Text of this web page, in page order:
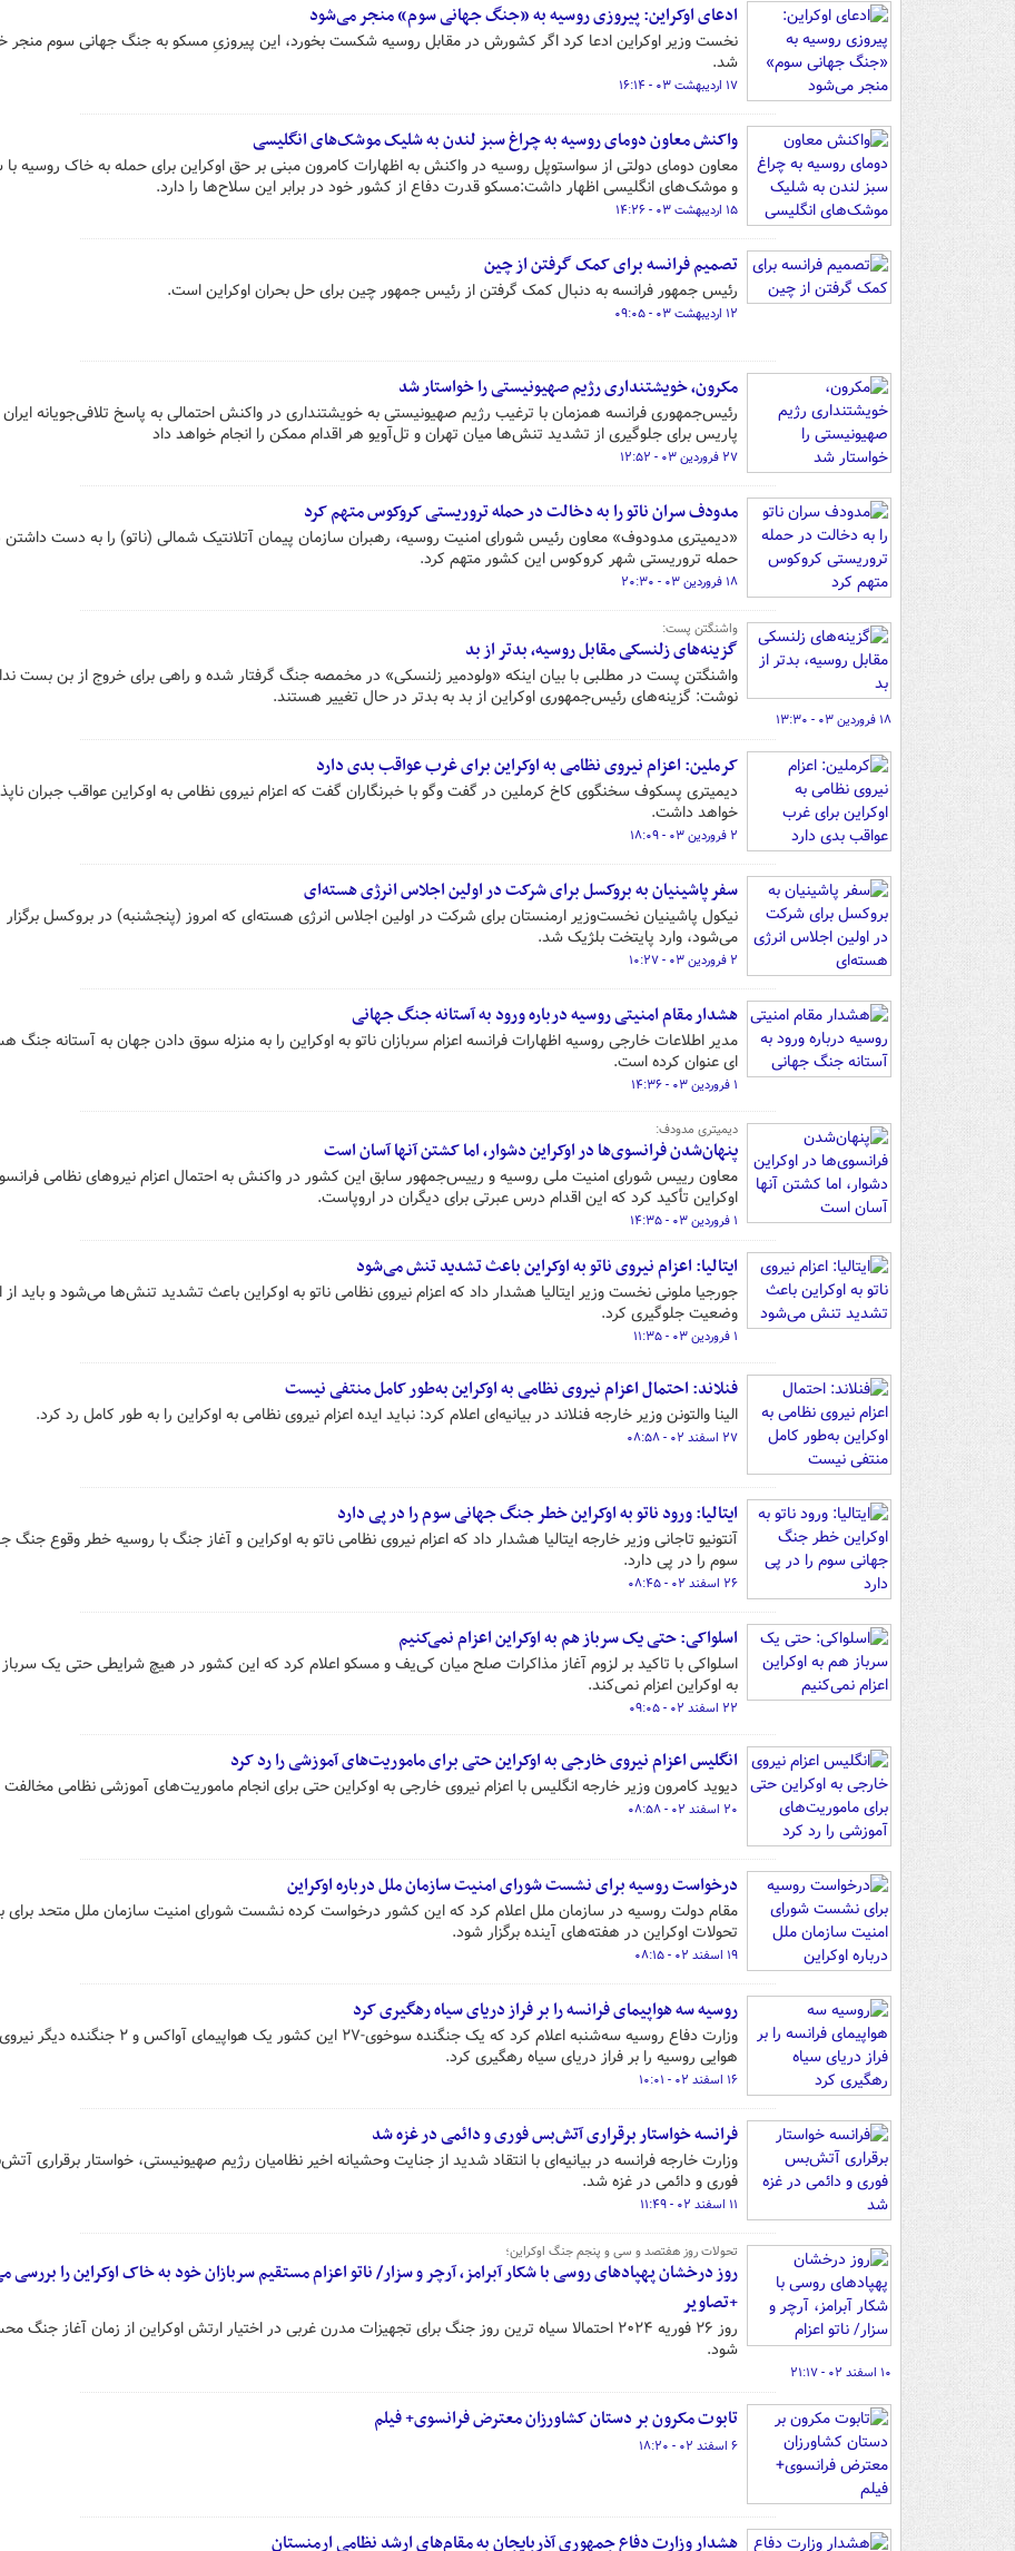
ادعای اوکراین: پیروزی روسیه به «جنگ جهانی سوم» منجر می‌شود
نخست وزیر اوکراین ادعا کرد اگر کشورش در مقابل روسیه شکست بخورد، این پیروزیِ مسکو به جنگ جهانی سوم منجر
شد.
۱۷ اردیبهشت ۰۳ - ۱۶:۱۴
واکنش معاون دومای روسیه به چراغ سبز لندن به شلیک موشک‌های انگلیسی
معاون دومای دولتی از سواستوپل روسیه در واکنش به اظهارات کامرون مبنی بر حق اوکراین برای حمله به خاک روسیه با
و موشک‌های انگلیسی اظهار داشت:مسکو قدرت دفاع از کشور خود در برابر این سلاح‌ها را دارد.
۱۵ اردیبهشت ۰۳ - ۱۴:۲۶
تصمیم فرانسه برای کمک گرفتن از چین
رئیس جمهور فرانسه به دنبال کمک گرفتن از رئیس جمهور چین برای حل بحران اوکراین است.
۱۲ اردیبهشت ۰۳ - ۰۹:۰۵
مکرون، خویشتنداری رژیم صهیونیستی را خواستار شد
رئیس‌جمهوری فرانسه همزمان با ترغیب رژیم صهیونیستی به خویشتنداری در واکنش احتمالی به پاسخ تلافی‌جویانه
پاریس برای جلوگیری از تشدید تنش‌ها میان تهران و تل‌آویو هر اقدام ممکن را انجام خواهد داد
۲۷ فروردین ۰۳ - ۱۲:۵۲
مدودف سران ناتو را به دخالت در حمله تروریستی کروکوس متهم کرد
«دیمیتری مدودوف» معاون رئیس شورای امنیت روسیه، رهبران سازمان پیمان آتلانتیک شمالی (ناتو) را به دست داشتن
حمله تروریستی شهر کروکوس این کشور متهم کرد.
۱۸ فروردین ۰۳ - ۲۰:۳۰
واشنگتن پست:
گزینه‌های زلنسکی مقابل روسیه، بدتر از بد
واشنگتن پست در مطلبی با بیان اینکه «ولودمیر زلنسکی» در مخمصه جنگ گرفتار شده و راهی برای خروج از بن بست
نوشت: گزینه‌های رئیس‌جمهوری اوکراین از بد به بدتر در حال تغییر هستند.
۱۸ فروردین ۰۳ - ۱۳:۳۰
کرملین: اعزام نیروی نظامی به اوکراین برای غرب عواقب بدی دارد
دیمیتری پسکوف سخنگوی کاخ کرملین در گفت وگو با خبرنگاران گفت که اعزام نیروی نظامی به اوکراین عواقب جبران
خواهد داشت.
۲ فروردین ۰۳ - ۱۸:۰۹
سفر پاشینیان به بروکسل برای شرکت در اولین اجلاس انرژی هسته‌ای
نیکول پاشینیان نخست‌وزیر ارمنستان برای شرکت در اولین اجلاس انرژی هسته‌ای که امروز (پنجشنبه) در بروکسل برگزار
می‌شود، وارد پایتخت بلژیک شد.
۲ فروردین ۰۳ - ۱۰:۲۷
هشدار مقام امنیتی روسیه درباره ورود به آستانه جنگ جهانی
مدیر اطلاعات خارجی روسیه اظهارات فرانسه اعزام سربازان ناتو به اوکراین را به منزله سوق دادن جهان به آستانه جنگ
ای عنوان کرده است.
۱ فروردین ۰۳ - ۱۴:۳۶
دیمیتری مدودف:
پنهان‌شدن فرانسوی‌ها در اوکراین دشوار، اما کشتن آنها آسان است
معاون رییس شورای امنیت ملی روسیه و رییس‌جمهور سابق این کشور در واکنش به احتمال اعزام نیروهای نظامی
اوکراین تأکید کرد که این اقدام درس عبرتی برای دیگران در اروپاست.
۱ فروردین ۰۳ - ۱۴:۳۵
ایتالیا: اعزام نیروی ناتو به اوکراین باعث تشدید تنش می‌شود
جورجیا ملونی نخست وزیر ایتالیا هشدار داد که اعزام نیروی نظامی ناتو به اوکراین باعث تشدید تنش‌ها می‌شود و باید از
وضعیت جلوگیری کرد.
۱ فروردین ۰۳ - ۱۱:۳۵
فنلاند: احتمال اعزام نیروی نظامی به اوکراین به‌طور کامل منتفی نیست
الینا والتونن وزیر خارجه فنلاند در بیانیه‌ای اعلام کرد: نباید ایده اعزام نیروی نظامی به اوکراین را به طور کامل رد کرد.
۲۷ اسفند ۰۲ - ۰۸:۵۸
ایتالیا: ورود ناتو به اوکراین خطر جنگ جهانی سوم را در پی دارد
آنتونیو تاجانی وزیر خارجه ایتالیا هشدار داد که اعزام نیروی نظامی ناتو به اوکراین و آغاز جنگ با روسیه خطر وقوع جنگ
سوم را در پی دارد.
۲۶ اسفند ۰۲ - ۰۸:۴۵
اسلواکی: حتی یک سرباز هم به اوکراین اعزام نمی‌کنیم
اسلواکی با تاکید بر لزوم آغاز مذاکرات صلح میان کی‌یف و مسکو اعلام کرد که این کشور در هیچ شرایطی حتی یک
به اوکراین اعزام نمی‌کند.
۲۲ اسفند ۰۲ - ۰۹:۰۵
انگلیس اعزام نیروی خارجی به اوکراین حتی برای ماموریت‌های آموزشی را رد کرد
دیوید کامرون وزیر خارجه انگلیس با اعزام نیروی خارجی به اوکراین حتی برای انجام ماموریت‌های آموزشی نظامی مخالفت
۲۰ اسفند ۰۲ - ۰۸:۵۸
درخواست روسیه برای نشست شورای امنیت سازمان ملل درباره اوکراین
مقام دولت روسیه در سازمان ملل اعلام کرد که این کشور درخواست کرده نشست شورای امنیت سازمان ملل متحد برای
تحولات اوکراین در هفته‌های آینده برگزار شود.
۱۹ اسفند ۰۲ - ۰۸:۱۵
روسیه سه هواپیمای فرانسه را بر فراز دریای سیاه رهگیری کرد
وزارت دفاع روسیه سه‌شنبه اعلام کرد که یک جنگنده سوخوی-۲۷ این کشور یک هواپیمای آواکس و ۲ جنگنده دیگر نیروی
هوایی روسیه را بر فراز دریای سیاه رهگیری کرد.
۱۶ اسفند ۰۲ - ۱۰:۰۱
فرانسه خواستار برقراری آتش‌بس فوری و دائمی در غزه شد
وزارت خارجه فرانسه در بیانیه‌ای با انتقاد شدید از جنایت وحشیانه اخیر نظامیان رژیم صهیونیستی، خواستار برقراری
فوری و دائمی در غزه شد.
۱۱ اسفند ۰۲ - ۱۱:۴۹
تحولات روز هفتصد و سی و پنجم جنگ اوکراین؛
روز درخشان پهپادهای روسی با شکار آبرامز، آرچر و سزار/ ناتو اعزام مستقیم سربازان خود به خاک اوکراین را بررسی
+تصاویر
روز ۲۶ فوریه ۲۰۲۴ احتمالا سیاه ترین روز جنگ برای تجهیزات مدرن غربی در اختیار ارتش اوکراین از زمان آغاز جنگ
شود.
۱۰ اسفند ۰۲ - ۲۱:۱۷
تابوت مکرون بر دستان کشاورزان معترض فرانسوی+ فیلم
۶ اسفند ۰۲ - ۱۸:۲۰
هشدار وزارت دفاع جمهوری آذربایجان به مقام‌های ارشد نظامی ارمنستان